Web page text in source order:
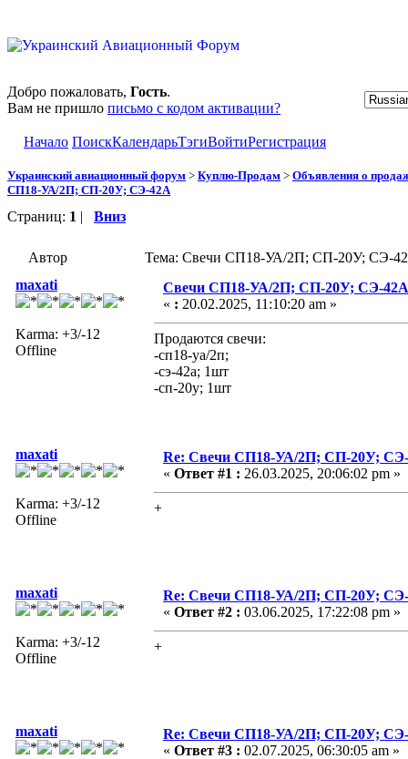
Добро пожаловать, Гость.
Вам не пришло письмо с кодом активации?
Начало ПоискКалендарьТэгиВойтиРегистрация
Украинский авиационный форум > Куплю-Продам > Объявления о
СП18-УА/2П; СП-20У; СЭ-42А
Страниц: 1 | Вниз
Автор
Тема: Свечи СП18-УА/2П; СП-20У; СЭ-
maxati
Karma: +3/-12
Offline
Свечи СП18-УА/2П; СП-20У; СЭ-42А
« : 20.02.2025, 11:10:20 am »
Продаются свечи:
-сп18-уа/2п;
-сэ-42а; 1шт
-сп-20у; 1шт
maxati
Karma: +3/-12
Offline
Re: Свечи СП18-УА/2П; СП-20У;
« Ответ #1 : 26.03.2025, 20:06:02 pm »
+
maxati
Karma: +3/-12
Offline
Re: Свечи СП18-УА/2П; СП-20У;
« Ответ #2 : 03.06.2025, 17:22:08 pm »
+
maxati
Re: Свечи СП18-УА/2П; СП-20У;
« Ответ #3 : 02.07.2025, 06:30:05 am »